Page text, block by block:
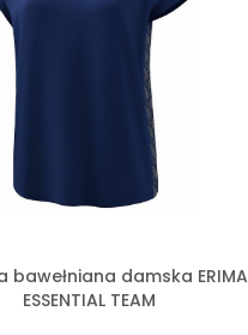
bawełniana damska ERIMA
ESSENTIAL TEAM